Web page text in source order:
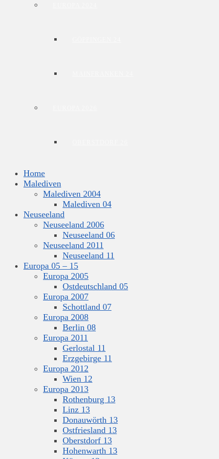
Home
Malediven
Malediven 2004
Malediven 04
Neuseeland
Neuseeland 2006
Neuseeland 06
Neuseeland 2011
Neuseeland 11
Europa 05 – 15
Europa 2005
Ostdeutschland 05
Europa 2007
Schottland 07
Europa 2008
Berlin 08
Europa 2011
Gerlostal 11
Erzgebirge 11
Europa 2012
Wien 12
Europa 2013
Rothenburg 13
Linz 13
Donauwörth 13
Ostfriesland 13
Oberstdorf 13
Hohenwarth 13